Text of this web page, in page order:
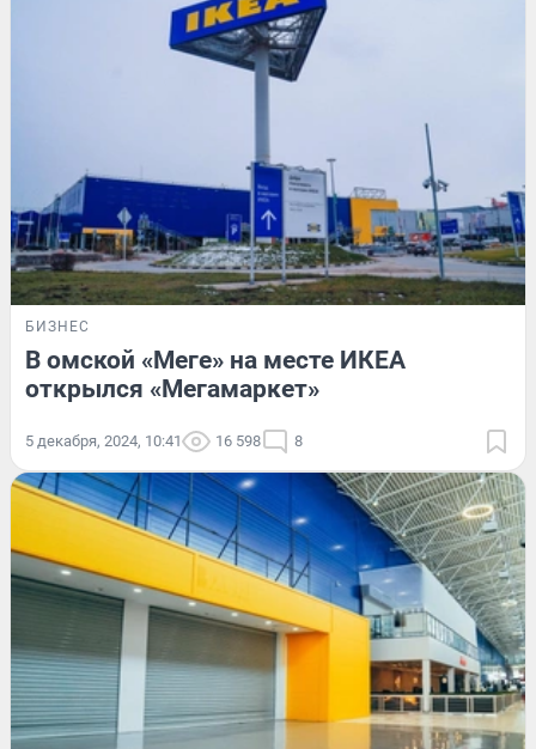
БИЗНЕС
В омской «Меге» на месте ИКЕА
открылся «Мегамаркет»
5 декабря, 2024, 10:41 16 598 8